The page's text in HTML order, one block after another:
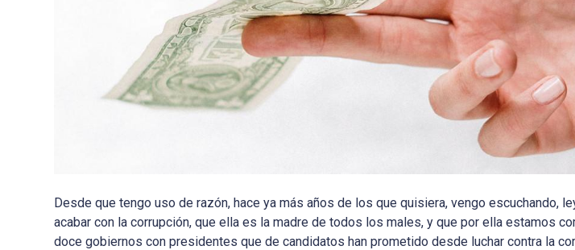
Desde que tengo uso de razón, hace ya más años de los que quisiera, vengo escuchando,
acabar con la corrupción, que ella es la madre de todos los males, y que por ella estamos
doce gobiernos con presidentes que de candidatos han prometido desde luchar contra la